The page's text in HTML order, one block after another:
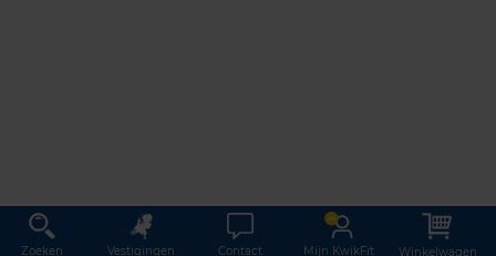
Zoeken Vestigingen Contact Mijn KwikFit Winkelwagen